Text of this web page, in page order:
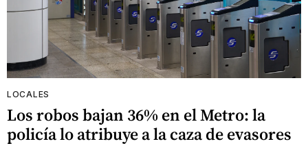
LOCALES
Los robos bajan 36% en el Metro: la
policía lo atribuye a la caza de evasores